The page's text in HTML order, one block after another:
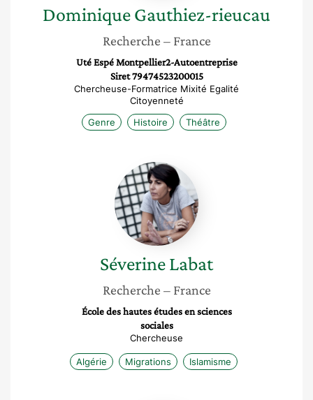
DominiqueGauthiez-rieucau
Recherche – France
Uté Espé Montpellier2-Autoentreprise
Siret 79474523200015
Chercheuse-Formatrice Mixité Egalité
Citoyenneté
Genre
Histoire Théâtre
Séverine
Labat
SéverineLabat
Recherche – France
École des hautes études en sciences
sociales
Chercheuse
Algérie Migrations Islamisme